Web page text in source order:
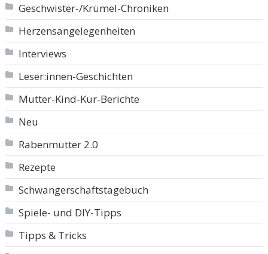
Geschwister-/Krümel-Chroniken
Herzensangelegenheiten
Interviews
Leser:innen-Geschichten
Mutter-Kind-Kur-Berichte
Neu
Rabenmutter 2.0
Rezepte
Schwangerschaftstagebuch
Spiele- und DIY-Tipps
Tipps & Tricks